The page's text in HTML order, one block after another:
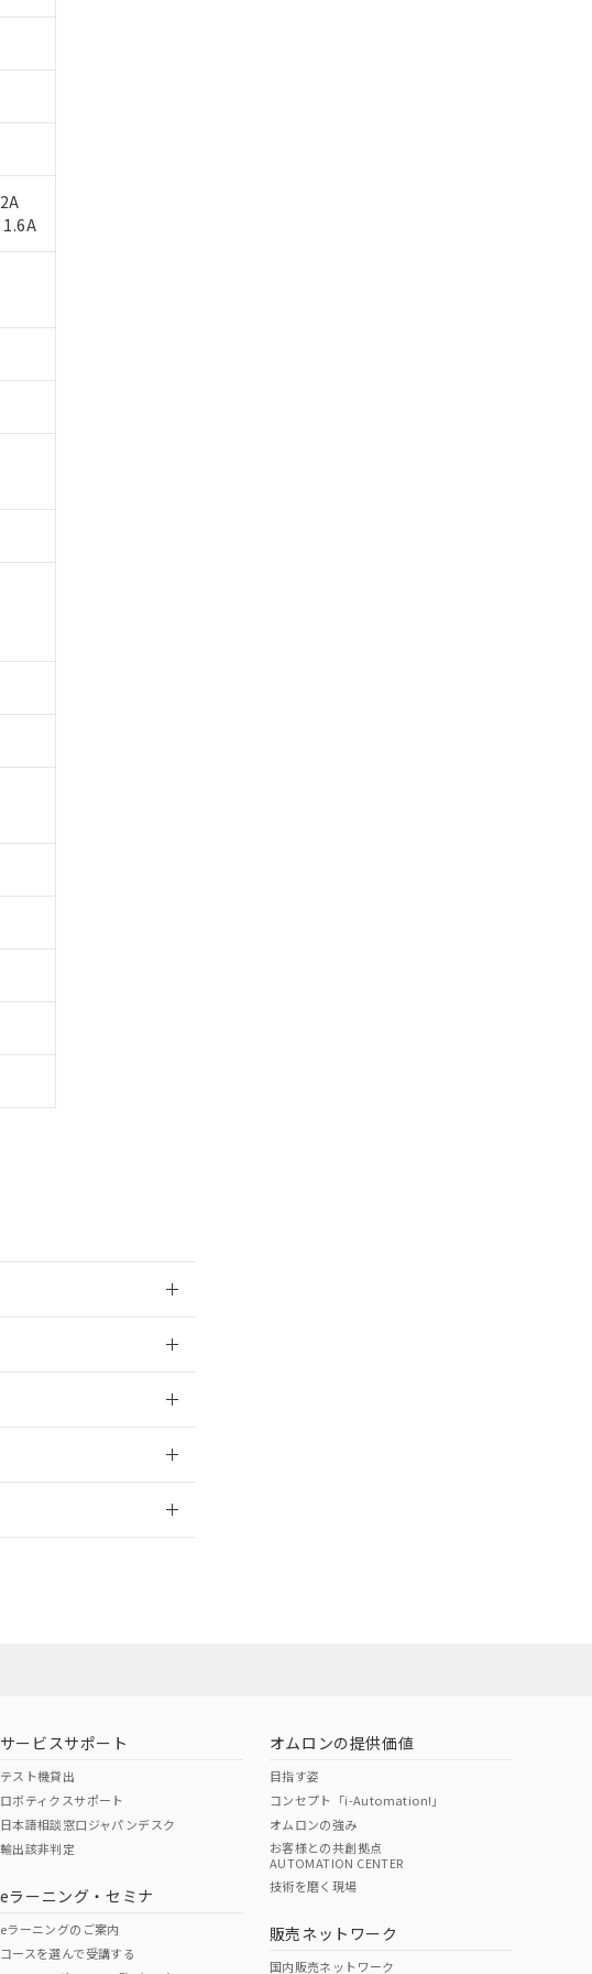
O O
データに基づき作成されるも
のオムロン制御機器販売店・
ご確認ください。
Webメンバーズにご登録され
当社および当社の共同利用者
で利用することをご了承くだ
明するものではありません。
期間は出荷製品に未対応品が
い限り、2022年1月12日よ
す。
す。
ェニルエーテル類) : 1000ppm、
な影響を及ぼさない年数を意
は役務取引許可)を取得する
れないよう必要な手段を講じ
他武器並びにこれらの製造装
を当該第三者に通知します。
がある場合は、取り引きをい
セル
客様担当のオムロン制御
サービスサポート
テスト機貸出
ロボティクスサポート
日本語相談窓口ジャパンデスク
輸出該非判定
eラーニング・セミナ
eラーニングのご案内
コースを選んで受講する
オムロンの提供価値
目指す姿
コンセプト「i-Automation!」
オムロンの強み
お客様との共創拠点
AUTOMATION CENTER
技術を磨く現場
販売ネットワーク
国内販売ネットワーク